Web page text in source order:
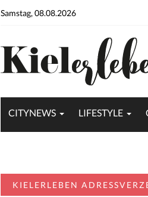
Samstag, 08.08.2026
CITYNEWS LIFESTYLE
KIELERLEBEN